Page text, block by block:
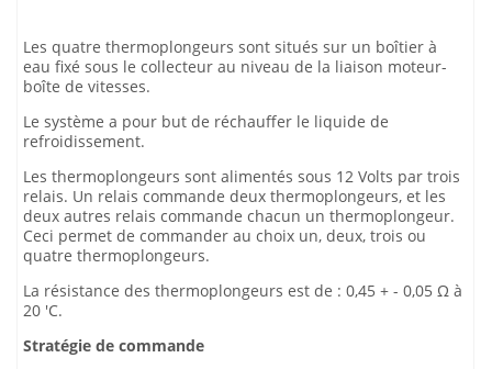
Les quatre thermoplongeurs sont situés sur un boîtier à
eau fixé sous le collecteur au niveau de la liaison moteur-
boîte de vitesses.
Le système a pour but de réchauffer le liquide de
refroidissement.
Les thermoplongeurs sont alimentés sous 12 Volts par trois
relais. Un relais commande deux thermoplongeurs, et les
deux autres relais commande chacun un thermoplongeur.
Ceci permet de commander au choix un, deux, trois ou
quatre thermoplongeurs.
La résistance des thermoplongeurs est de : 0,45 + - 0,05 Ω à
20 'C.
Stratégie de commande